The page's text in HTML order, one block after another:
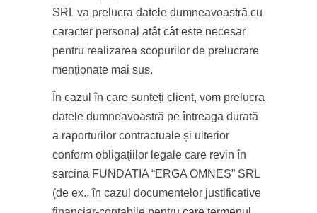
SRL va prelucra datele dumneavoastră cu
caracter personal atât cât este necesar
pentru realizarea scopurilor de prelucrare
menționate mai sus.
În cazul în care sunteți client, vom prelucra
datele dumneavoastră pe întreaga durată
a raporturilor contractuale și ulterior
conform obligaţiilor legale care revin în
sarcina FUNDATIA “ERGA OMNES” SRL
(de ex., în cazul documentelor justificative